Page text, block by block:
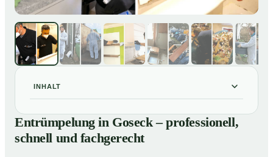
INHALT
01Entrümpelung in Goseck – professionell, schnell und
fachgerecht
Unsere Leistungen im Überblick
Entrümpelung in Goseck – professionell,
schnell und fachgerecht